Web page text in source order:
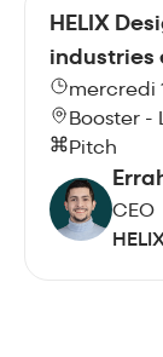
HELIX
industries
mercredi
Booster -
Pitch
CEO